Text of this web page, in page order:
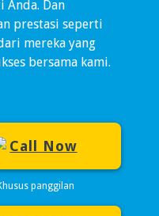
Anda. Dan
prestasi seperti
mereka yang
bersama kami.
Call Now
panggilan